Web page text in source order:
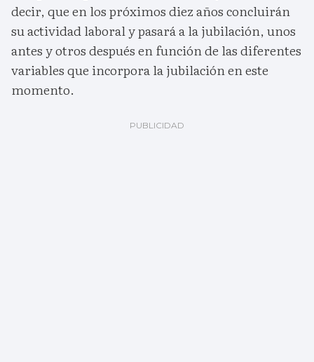
decir, que en los próximos diez años concluirán
su actividad laboral y pasará a la jubilación, unos
antes y otros después en función de las diferentes
variables que incorpora la jubilación en este
momento.